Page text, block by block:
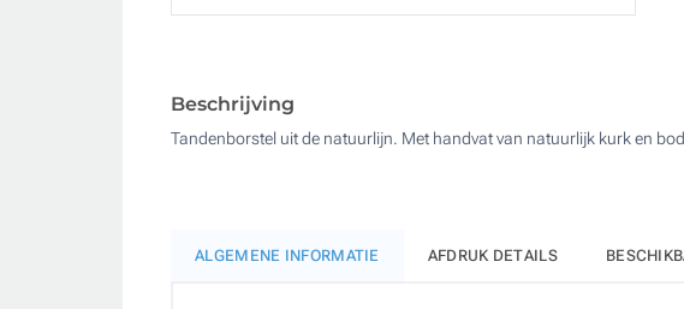
Beschrijving
Tandenborstel uit de natuurlijn. Met handvat van natuurlijk kurk en
ALGEMENE INFORMATIE AFDRUK DETAILS